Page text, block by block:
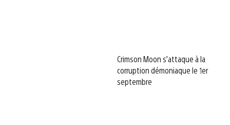
Crimson Moon s’attaque à la
corruption démoniaque le 1er
septembre